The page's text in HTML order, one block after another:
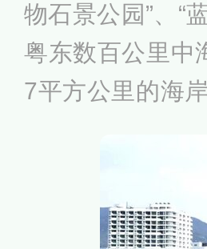
物石景公园”、“
粤东数百公里中
7平方公里的海
的山石奇景交